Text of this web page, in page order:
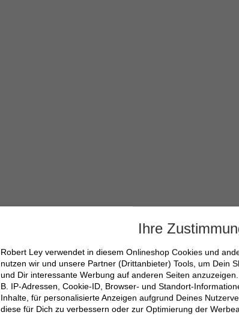
Ihre
Robert Ley verwendet in diesem Onlineshop Cookies und
nutzen wir und unsere Partner (Drittanbieter) Tools, um Dein
und Dir interessante Werbung auf anderen Seiten
B. IP-Adressen, Cookie-ID, Browser- und Standort-
Inhalte, für personalisierte Anzeigen aufgrund Deines
diese für Dich zu verbessern oder zur Optimierung der